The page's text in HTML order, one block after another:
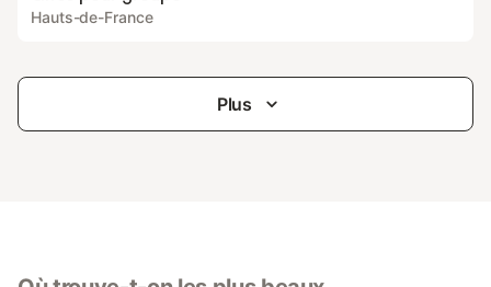
Hauts-de-France
Plus